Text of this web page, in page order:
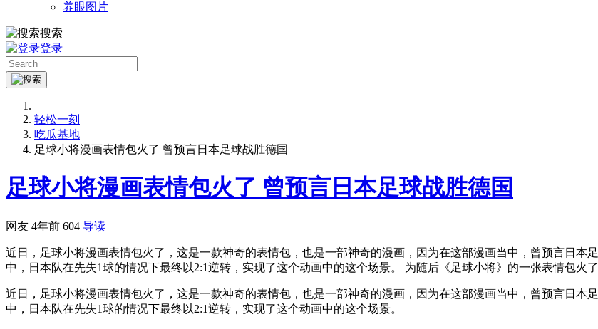
养眼图片
搜索
登录
轻松一刻
吃瓜基地
足球小将漫画表情包火了 曾预言日本足球战胜德国
足球小将漫画表情包火了 曾预言日本足球战胜德国
网友 4年前 604 导读
近日，足球小将漫画表情包火了，这是一款神奇的表情包，也是一部神奇的漫画，因为在这部漫画当中，曾预言日本
中，日本队在先失1球的情况下最终以2:1逆转，实现了这个动画中的这个场景。 为随后《足球小将》的一张表情包火
近日，足球小将漫画表情包火了，这是一款神奇的表情包，也是一部神奇的漫画，因为在这部漫画当中，曾预言日本
中，日本队在先失1球的情况下最终以2:1逆转，实现了这个动画中的这个场景。